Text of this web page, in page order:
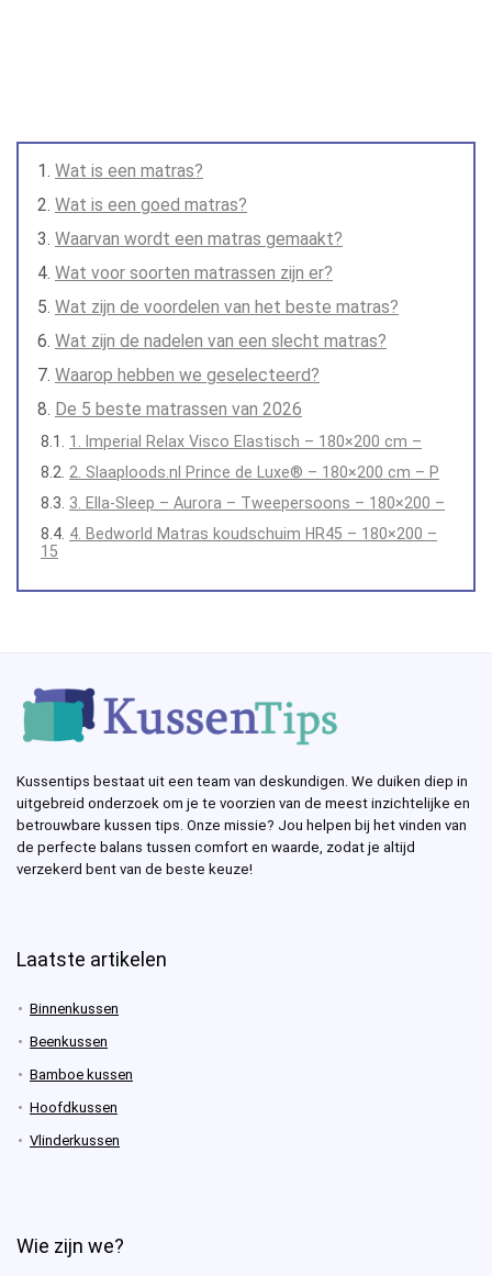
Wat is een matras?
Wat is een goed matras?
Waarvan wordt een matras gemaakt?
Wat voor soorten matrassen zijn er?
Wat zijn de voordelen van het beste matras?
Wat zijn de nadelen van een slecht matras?
Waarop hebben we geselecteerd?
De 5 beste matrassen van 2026
1. Imperial Relax Visco Elastisch – 180×200 cm –
2. Slaaploods.nl Prince de Luxe® – 180×200 cm – P
3. Ella-Sleep – Aurora – Tweepersoons – 180×200 –
4. Bedworld Matras koudschuim HR45 – 180×200 –
15
Kussentips bestaat uit een team van deskundigen. We duiken diep in
uitgebreid onderzoek om je te voorzien van de meest inzichtelijke en
betrouwbare kussen tips. Onze missie? Jou helpen bij het vinden van
de perfecte balans tussen comfort en waarde, zodat je altijd
verzekerd bent van de beste keuze!
Laatste artikelen
Binnenkussen
Beenkussen
Bamboe kussen
Hoofdkussen
Vlinderkussen
Wie zijn we?